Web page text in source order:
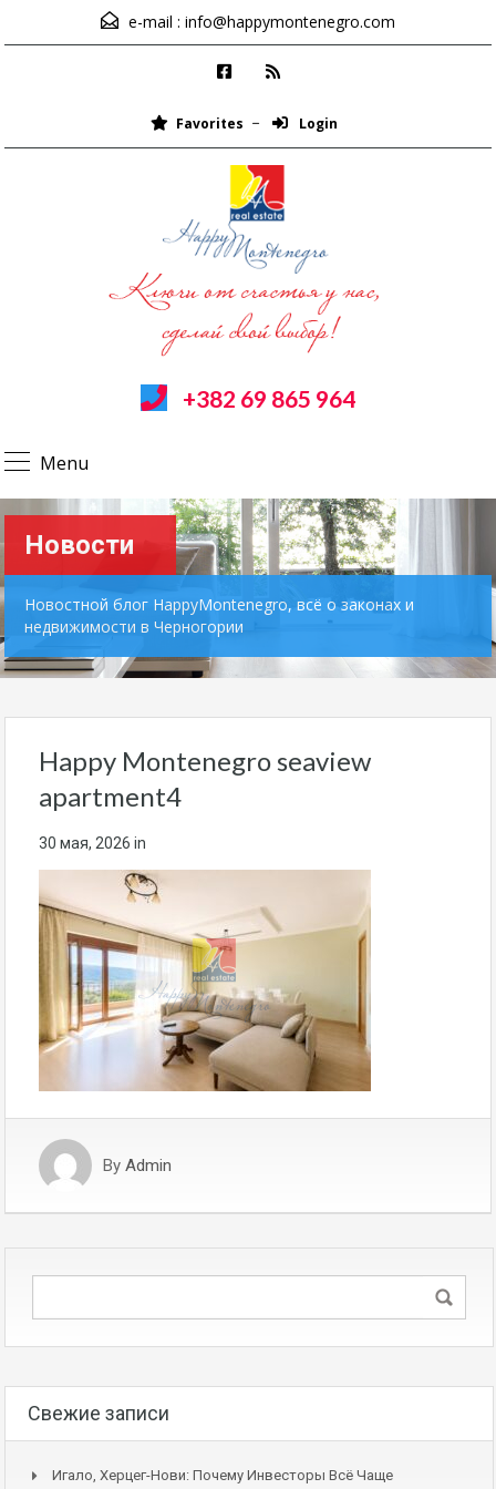
e-mail : info@happymontenegro.com
Favorites Login
+382 69 865 964
Menu
Новости
Новостной блог HappyMontenegro, всё о законах и
недвижимости в Черногории
Happy Montenegro seaview
apartment4
30 мая, 2026 in
By Admin
Свежие записи
Игало, Херцег-Нови: Почему Инвесторы Всё Чаще